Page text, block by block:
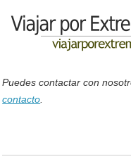
Puedes contactar con
contacto